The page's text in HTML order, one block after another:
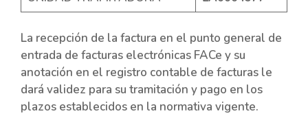
La recepción de la factura en el punto general de
entrada de facturas electrónicas FACe y su
anotación en el registro contable de facturas le
dará validez para su tramitación y pago en los
plazos establecidos en la normativa vigente.